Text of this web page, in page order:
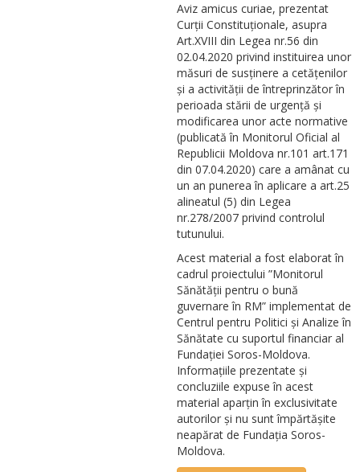
Aviz amicus curiae, prezentat
Curții Constituționale, asupra
Art.XVIII din Legea nr.56 din
02.04.2020 privind instituirea unor
măsuri de susținere a cetățenilor
și a activității de întreprinzător în
perioada stării de urgență și
modificarea unor acte normative
(publicată în Monitorul Oficial al
Republicii Moldova nr.101 art.171
din 07.04.2020) care a amânat cu
un an punerea în aplicare a art.25
alineatul (5) din Legea
nr.278/2007 privind controlul
tutunului.
Acest material a fost elaborat în
cadrul proiectului ”Monitorul
Sănătății pentru o bună
guvernare în RM” implementat de
Centrul pentru Politici și Analize în
Sănătate cu suportul financiar al
Fundației Soros-Moldova.
Informațiile prezentate și
concluziile expuse în acest
material aparțin în exclusivitate
autorilor și nu sunt împărtășite
neapărat de Fundația Soros-
Moldova.